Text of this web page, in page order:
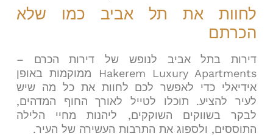
לחוות את תל אביב כמו שלא
הכרתם
דירות בתל אביב לנופש של דירות הכרם –
Hakerem Luxury Apartments ממוקמות באופן
אידיאלי כדי לאפשר לכם לחוות את כל מה שיש
לעיר להציע. תוכלו לטייל לאורך החוף המדהים,
לבקר בשווקים השוקקים, ליהנות מחיי הלילה
התוססים, ולספוג את התרבות העשירה של העיר.